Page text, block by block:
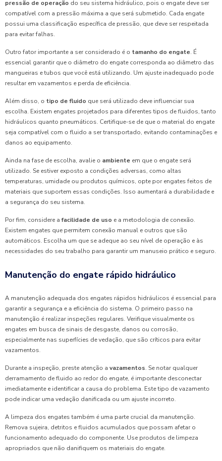
pressão de operação do seu sistema hidráulico, pois o engate deve ser
compatível com a pressão máxima a que será submetido. Cada engate
possui uma classificação específica de pressão, que deve ser respeitada
para evitar falhas.
Outro fator importante a ser considerado é o tamanho do engate. É
essencial garantir que o diâmetro do engate corresponda ao diâmetro das
mangueiras e tubos que você está utilizando. Um ajuste inadequado pode
resultar em vazamentos e perda de eficiência.
Além disso, o tipo de fluido que será utilizado deve influenciar sua
escolha. Existem engates projetados para diferentes tipos de fluidos, tanto
hidráulicos quanto pneumáticos. Certifique-se de que o material do engate
seja compatível com o fluido a ser transportado, evitando contaminações e
danos ao equipamento.
Ainda na fase de escolha, avalie o ambiente em que o engate será
utilizado. Se estiver exposto a condições adversas, como altas
temperaturas, umidade ou produtos químicos, opte por engates feitos de
materiais que suportem essas condições. Isso aumentará a durabilidade e
a segurança do seu sistema.
Por fim, considere afacilidade de uso e a metodologia de conexão.
Existem engates que permitem conexão manual e outros que são
automáticos. Escolha um que se adeque ao seu nível de operação e às
necessidades do seu trabalho para garantir um manuseio prático e seguro.
Manutenção do engate rápido hidráulico
A manutenção adequada dos engates rápidos hidráulicos é essencial para
garantir a segurança e a eficiência do sistema. O primeiro passo na
manutenção é realizar inspeções regulares. Verifique visualmente os
engates em busca de sinais de desgaste, danos ou corrosão,
especialmente nas superfícies de vedação, que são críticos para evitar
vazamentos.
Durante a inspeção, preste atenção a vazamentos. Se notar qualquer
derramamento de fluido ao redor do engate, é importante desconectar
imediatamente e identificar a causa do problema. Este tipo de vazamento
pode indicar uma vedação danificada ou um ajuste incorreto.
A limpeza dos engates também é uma parte crucial da manutenção.
Remova sujeira, detritos e fluidos acumulados que possam afetar o
funcionamento adequado do componente. Use produtos de limpeza
apropriados que não danifiquem os materiais do engate.